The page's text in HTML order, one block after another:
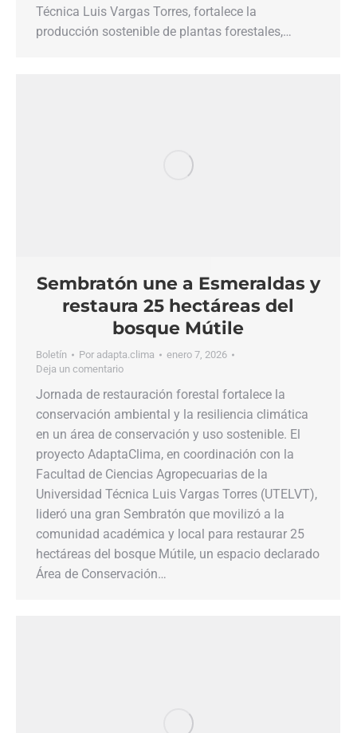
Técnica Luis Vargas Torres, fortalece la
producción sostenible de plantas forestales,…
Sembratón une a Esmeraldas y
restaura 25 hectáreas del
bosque Mútile
Boletín Por adapta.clima
enero 7, 2026
Deja un comentario
Jornada de restauración forestal fortalece la
conservación ambiental y la resiliencia climática
en un área de conservación y uso sostenible. El
proyecto AdaptaClima, en coordinación con la
Facultad de Ciencias Agropecuarias de la
Universidad Técnica Luis Vargas Torres (UTELVT),
lideró una gran Sembratón que movilizó a la
comunidad académica y local para restaurar 25
hectáreas del bosque Mútile, un espacio declarado
Área de Conservación…